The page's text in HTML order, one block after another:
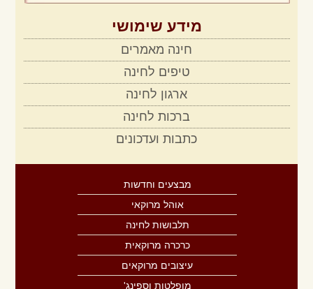
מידע שימושי
חינה מאמרים
טיפים לחינה
ארגון לחינה
ברכות לחינה
כתבות ועדכונים
מבצעים וחדשות
אוהל מרוקאי
תלבושות לחינה
כרכרה מרוקאית
עיצובים מרוקאים
מופלטות וספינג'